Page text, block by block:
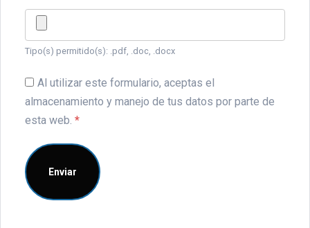
Tipo(s) permitido(s): .pdf, .doc, .docx
Al utilizar este formulario, aceptas el
almacenamiento y manejo de tus datos por parte de
esta web. *